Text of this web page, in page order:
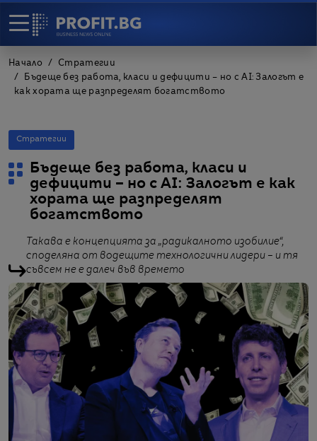
Начало
Стратегии
Бъдеще без работа, класи и дефицити – но с AI: Залогът е
как хората ще разпределят богатството
Стратегии
Бъдеще без работа, класи и
дефицити – но с AI: Залогът е как
хората ще разпределят
богатството
Такава е концепцията за „радикалното изобилие“,
споделяна от водещите технологични лидери – и тя
съвсем не е далеч във времето